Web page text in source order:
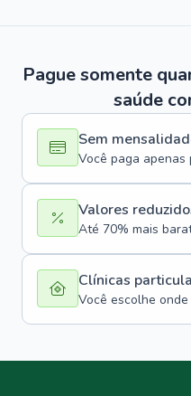
Pague somente
saúde
Sem
Você paga apenas
Valores
Até 70% mais
Clínicas
Você escolhe